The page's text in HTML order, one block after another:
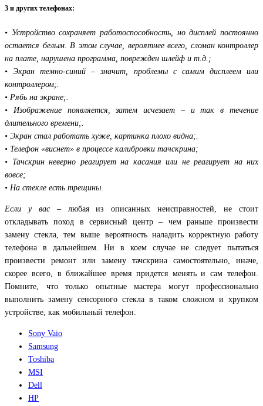
3 и других телефонах:
• Устройство сохраняет работоспособность, но дисплей постоянно
остается белым. В этом случае, вероятнее всего, сломан контроллер
на плате, нарушена программа, поврежден шлейф и т.д.;
• Экран темно-синий – значит, проблемы с самим дисплеем или
контроллером;.
• Рябь на экране;.
• Изображение появляется, затем исчезает – и так в течение
длительного времени;.
• Экран стал работать хуже, картинка плохо видна;.
• Телефон «виснет» в процессе калибровки тачскрина;
• Тачскрин неверно реагирует на касания или не реагирует на них
вовсе;
• На стекле есть трещины.
Если у вас– любая из описанных неисправностей, не стоит
откладывать поход в сервисный центр – чем раньше произвести
замену стекла, тем выше вероятность наладить корректную работу
телефона в дальнейшем. Ни в коем случае не следует пытаться
произвести ремонт или замену тачскрина самостоятельно, иначе,
скорее всего, в ближайшее время придется менять и сам телефон.
Помните, что только опытные мастера могут профессионально
выполнить замену сенсорного стекла в таком сложном и хрупком
устройстве, как мобильный телефон.
Sony Vaio
Samsung
Toshiba
MSI
Dell
HP